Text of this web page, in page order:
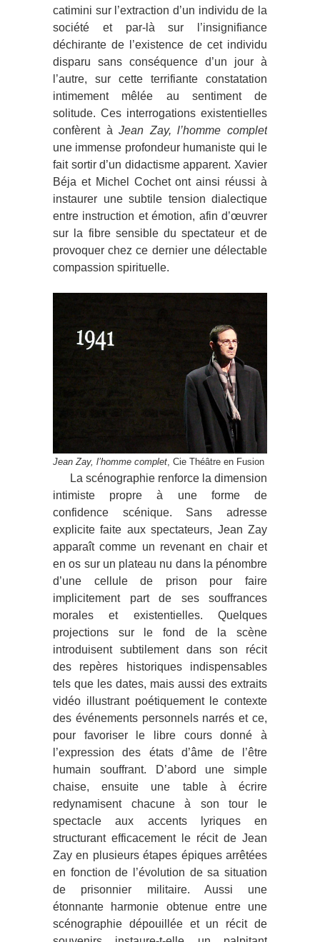
catimini sur l’extraction d’un individu de la
société et par-là sur l’insignifiance
déchirante de l’existence de cet individu
disparu sans conséquence d’un jour à
l’autre, sur cette terrifiante constatation
intimement mêlée au sentiment de
solitude. Ces interrogations existentielles
confèrent àJean Zay, l’homme complet
une immense profondeur humaniste qui le
fait sortir d’un didactisme apparent. Xavier
Béja et Michel Cochet ont ainsi réussi à
instaurer une subtile tension dialectique
entre instruction et émotion, afin d’œuvrer
sur la fibre sensible du spectateur et de
provoquer chez ce dernier une délectable
compassion spirituelle.
Jean Zay, l’homme complet, Cie Théâtre en Fusion
La scénographie renforce la dimension
intimiste propre à une forme de
confidence scénique. Sans adresse
explicite faite aux spectateurs, Jean Zay
apparaît comme un revenant en chair et
en os sur un plateau nu dans la pénombre
d’une cellule de prison pour faire
implicitement part de ses souffrances
morales et existentielles. Quelques
projections sur le fond de la scène
introduisent subtilement dans son récit
des repères historiques indispensables
tels que les dates, mais aussi des extraits
vidéo illustrant poétiquement le contexte
des événements personnels narrés et ce,
pour favoriser le libre cours donné à
l’expression des états d’âme de l’être
humain souffrant. D’abord une simple
chaise, ensuite une table à écrire
redynamisent chacune à son tour le
spectacle aux accents lyriques en
structurant efficacement le récit de Jean
Zay en plusieurs étapes épiques arrêtées
en fonction de l’évolution de sa situation
de prisonnier militaire. Aussi une
étonnante harmonie obtenue entre une
scénographie dépouillée et un récit de